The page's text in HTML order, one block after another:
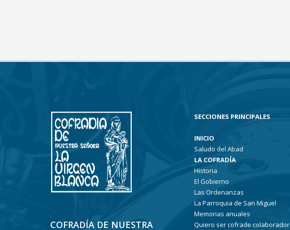
COFRADÍA DE NUESTRA
SECCIONES PRINCIPALES
INICIO
Saludo del Abad
LA COFRADÍA
Historia
El Gobierno
Las Ordenanzas
La Parroquia de San Miguel
Memorias anuales
Quiero ser cofrade colaborador